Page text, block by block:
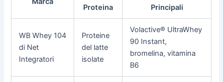
Proteina Principali
WB Whey 104
di Net
Integratori
Proteine
del latte
isolate
Volactive® UltraWhey
90 Instant,
bromelina, vitamina
B6